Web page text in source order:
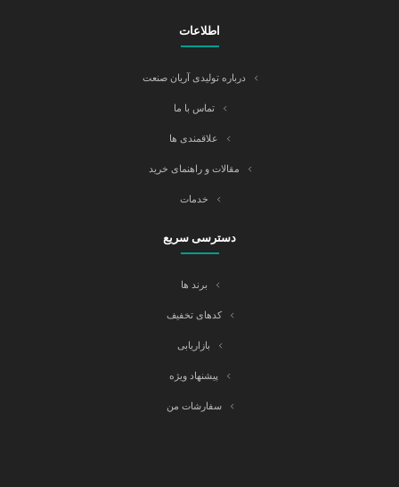
اطلاعات
درباره تولیدی آریان صنعت
تماس با ما
علاقمندی ها
مقالات و راهنمای خرید
خدمات
دسترسی سریع
برند ها
کدهای تخفیف
بازاریابی
پیشنهاد ویژه
سفارشات من